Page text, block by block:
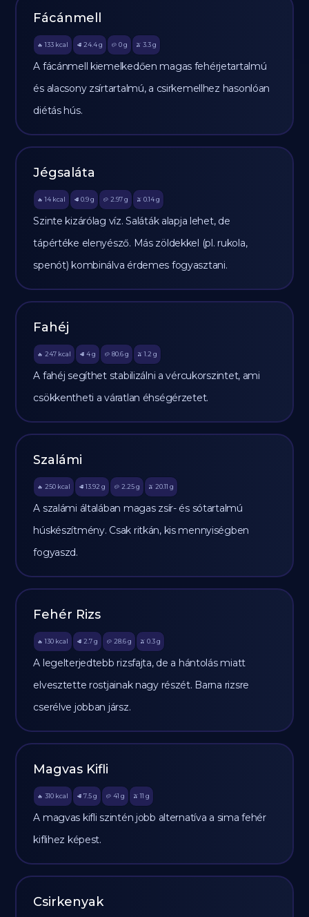
Fácánmell
🔥 133 kcal 🥩 24.4 g 🥔 0g 🫒 3.3 g
A fácánmell kiemelkedően magas fehérjetartalmú
és alacsony zsírtartalmú, a csirkemellhez hasonlóan
diétás hús.
Jégsaláta
🔥 14 kcal 🥩 0.9 g 🥔 2.97g 🫒 0.14 g
Szinte kizárólag víz. Saláták alapja lehet, de
tápértéke elenyésző. Más zöldekkel (pl. rukola,
spenót) kombinálva érdemes fogyasztani.
Fahéj
🔥 247 kcal 🥩 4 g 🥔 80.6g 🫒 1.2 g
A fahéj segíthet stabilizálni a vércukorszintet, ami
csökkentheti a váratlan éhségérzetet.
Szalámi
🔥 250 kcal 🥩 13.92 g 🥔 2.25g 🫒 20.11 g
A szalámi általában magas zsír- és sótartalmú
húskészítmény. Csak ritkán, kis mennyiségben
fogyaszd.
Fehér Rizs
🔥 130 kcal 🥩 2.7 g 🥔 28.6g 🫒 0.3 g
A legelterjedtebb rizsfajta, de a hántolás miatt
elvesztette rostjainak nagy részét. Barna rizsre
cserélve jobban jársz.
Magvas Kifli
🔥 310 kcal 🥩 7.5 g 🥔 41 g 🫒 11 g
A magvas kifli szintén jobb alternatíva a sima fehér
kiflihez képest.
Csirkenyak